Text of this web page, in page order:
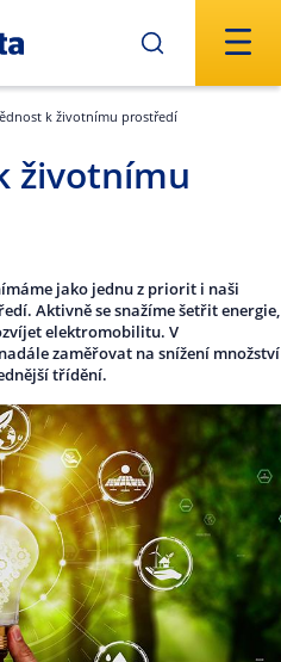
k životnímu prostředí
životnímu
jako jednu z priorit i naši
Aktivně se snažíme šetřit energie,
elektromobilitu. V
zaměřovat na snížení množství
třídění.